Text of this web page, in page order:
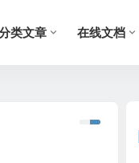
类文章 在线文档